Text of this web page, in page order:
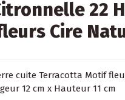
22
Cire
cuite Terracotta Motif
12 cm x Hauteur 11 cm